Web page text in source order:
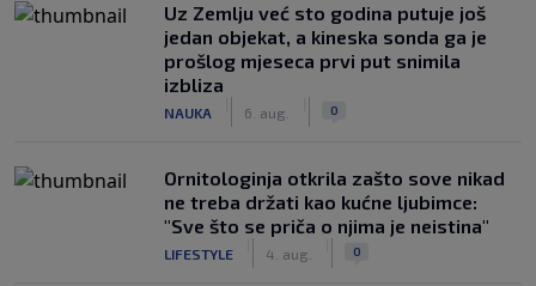
Uz Zemlju već sto godina putuje još
jedan objekat, a kineska sonda ga je
prošlog mjeseca prvi put snimila
izbliza
NAUKA 6. aug. 0
Ornitologinja otkrila zašto sove nikad
ne treba držati kao kućne ljubimce:
"Sve što se priča o njima je neistina"
LIFESTYLE 4. aug. 0